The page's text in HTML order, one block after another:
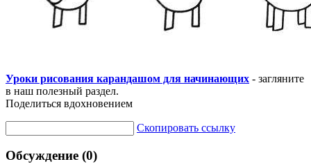
Уроки рисования карандашом для начинающих - загляните
в наш полезный раздел.
Поделиться вдохновением
Скопировать ссылку
Обсуждение (0)